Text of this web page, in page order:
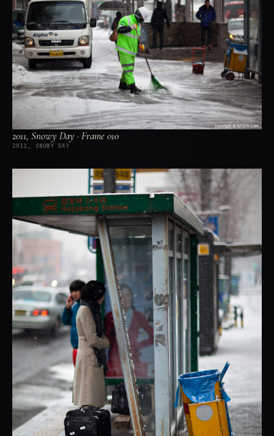
2011, Snowy Day · Frame 010
2011, SNOWY DAY